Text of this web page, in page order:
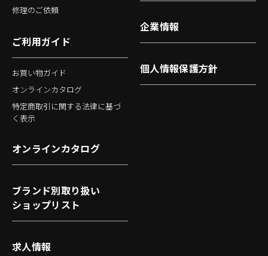
修理のご依頼
ご利用ガイド
お買い物ガイド
オンラインカタログ
特定商取引に関する法律に基づ
く表示
企業情報
個人情報保護方針
オンラインカタログ
ブランド別取り扱い
ショップリスト
求人情報